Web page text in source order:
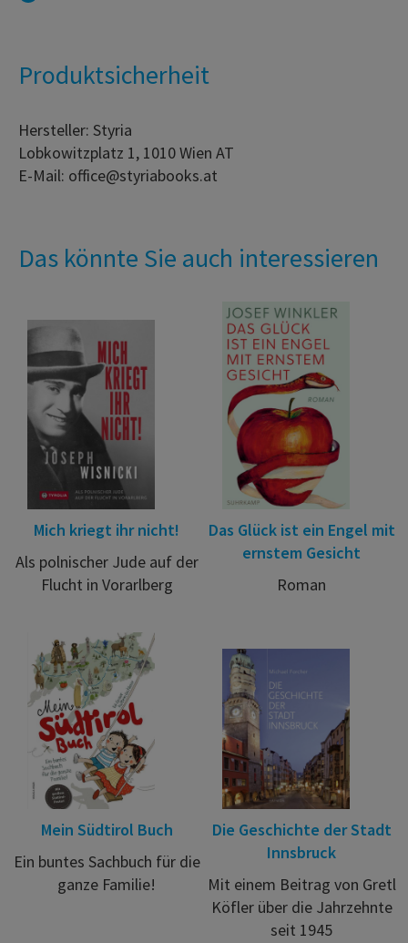
Produktsicherheit
Hersteller: Styria
Lobkowitzplatz 1, 1010 Wien AT
E-Mail: office@styriabooks.at
Das könnte Sie auch interessieren
Mich kriegt ihr nicht!
Als polnischer Jude auf der
Flucht in Vorarlberg
Das Glück ist ein Engel mit
ernstem Gesicht
Roman
Mein Südtirol Buch
Ein buntes Sachbuch für die
ganze Familie!
Die Geschichte der Stadt
Innsbruck
Mit einem Beitrag von Gretl
Köfler über die Jahrzehnte
seit 1945